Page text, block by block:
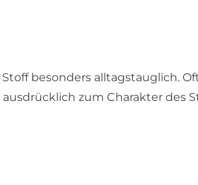
besonders alltagstauglich.
zum Charakter des